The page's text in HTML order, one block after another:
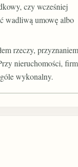
czy wcześniej
wadliwą umowę albo
rzeczy, przyznaniem
nieruchomości,
wykonalny.